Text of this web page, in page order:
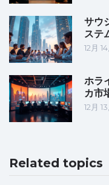
サウ
ステ
12月
ホラ
カ市
12月
Related topics